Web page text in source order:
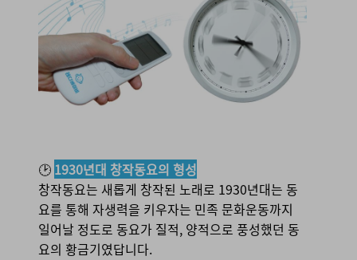
🕑 1930년대 창작동요의 형성
창작동요는 새롭게 창작된 노래로 1930년대는 동
요를 통해 자생력을 키우자는 민족 문화운동까지
일어날 정도로 동요가 질적, 양적으로 풍성했던 동
요의 황금기였답니다.